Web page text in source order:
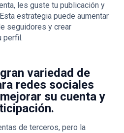
les guste tu publicación y
estrategia puede aumentar
seguidores y crear
perfil.
variedad de
redes sociales
su cuenta y
de terceros, pero la